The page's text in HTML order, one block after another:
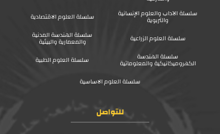
سلسلة الآداب والعلوم الإنسانية
والتربوية
سلسلة العلوم الاقتصادية
سلسلة العلوم الزراعية
سلسلة الهندسة المدنية
والمعمارية والبيئية
سلسلة الهندسة
الكهروميكانيكية والمعلوماتية
سلسلة العلوم الطبية
سلسلة العلوم الاساسية
للتواصل